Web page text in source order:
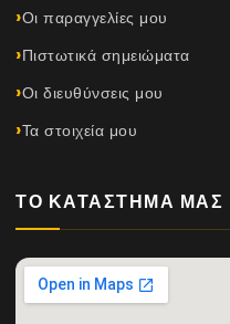
Οι παραγγελίες μου
Πιστωτικά σημειώματα
Οι διευθύνσεις μου
Τα στοιχεία μου
ΤΟ ΚΑΤΆΣΤΗΜΆ ΜΑΣ